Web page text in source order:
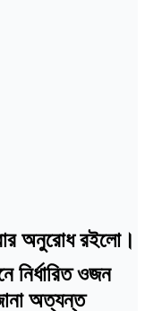
অনুরোধ রইলো।
নির্ধারিত ওজন
অত্যন্ত